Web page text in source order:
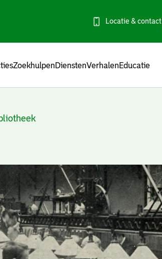
Locatie & contact
ZoekhulpenDienstenVerhalenEducatie